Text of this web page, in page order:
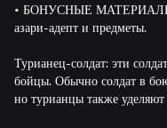
• БОНУСНЫЕ МАТЕРИАЛЫ.
азари-адепт и предметы.
Турианец-солдат: эти
бойцы. Обычно солдат в
но турианцы также